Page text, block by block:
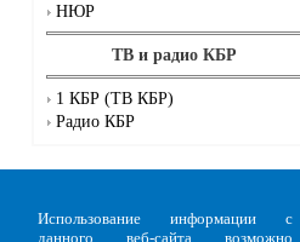
НЮР
ТВ и радио КБР
1 КБР (ТВ КБР)
Радио КБР
Использование информации с
данного веб-сайта возможно